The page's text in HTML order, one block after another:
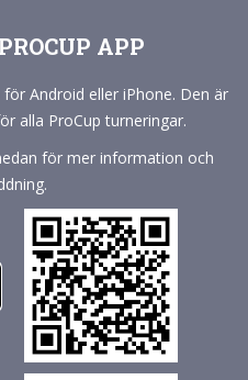
APP
Android eller iPhone. Den är
alla ProCup turneringar.
för mer information och